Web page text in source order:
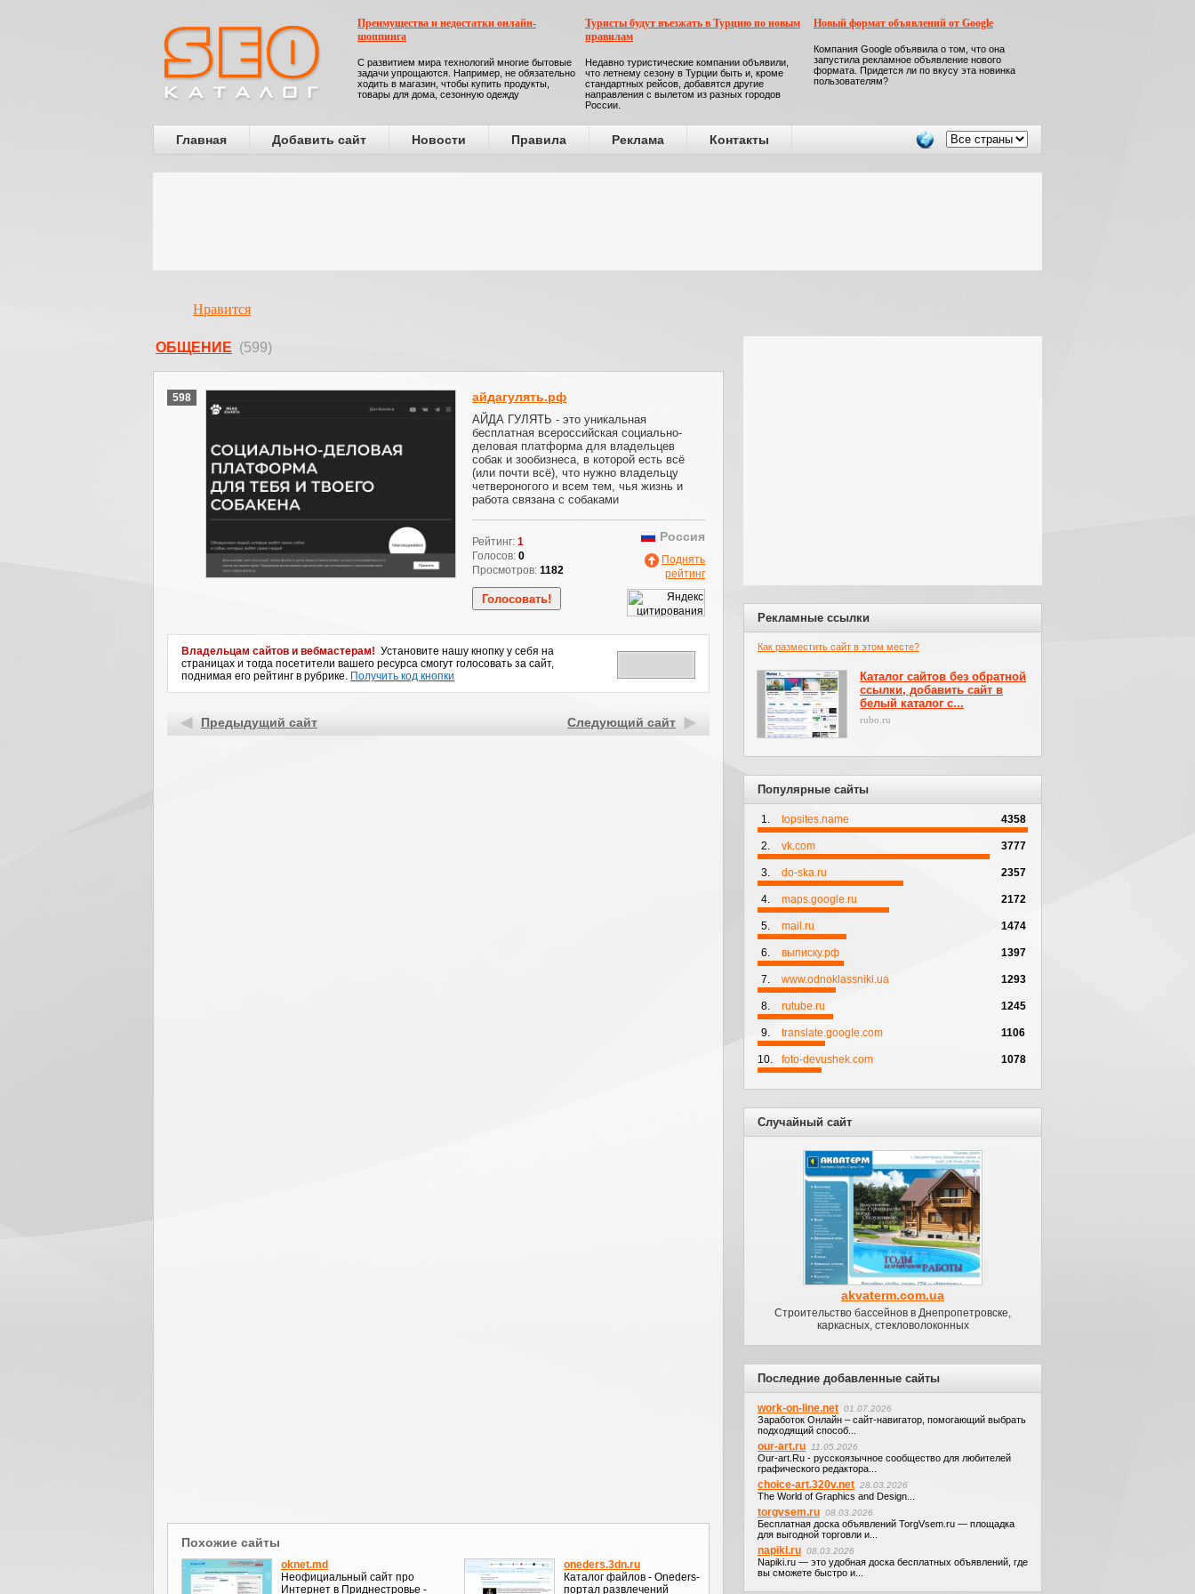
Преимущества и недостатки онлайн-
шоппинга
С развитием мира технологий многие бытовые
задачи упрощаются. Например, не обязательно
ходить в магазин, чтобы купить продукты,
товары для дома, сезонную одежду
Туристы будут въезжать в Турцию по новым
правилам
Недавно туристические компании объявили,
что летнему сезону в Турции быть и, кроме
стандартных рейсов, добавятся другие
направления с вылетом из разных городов
России.
Новый формат объявлений от Google
Компания Google объявила о том, что она
запустила рекламное объявление нового
формата. Придется ли по вкусу эта новинка
пользователям?
Главная Добавить сайт Новости Правила Реклама Контакты
Нравится
ОБЩЕНИЕ (599)
598 айдагулять.рф
АЙДА ГУЛЯТЬ - это уникальная
бесплатная всероссийская социально-
деловая платформа для владельцев
собак и зообизнеса, в которой есть всё
(или почти всё), что нужно владельцу
четвероногого и всем тем, чья жизнь и
работа связана с собаками
Рейтинг: 1
Голосов: 0
Просмотров: 1182
Россия
Поднять
рейтинг
Владельцам сайтов и вебмастерам! Установите нашу кнопку у себя на
страницах и тогда посетители вашего ресурса смогут голосовать за сайт,
поднимая его рейтинг в рубрике. Получить код кнопки
Предыдущий сайт Следующий сайт
Похожие сайты
oknet.md
Неофициальный сайт про
Интернет в Приднестровье -
oneders.3dn.ru
Каталог файлов - Oneders-
портал развлечений
Рекламные ссылки
Как разместить сайт в этом месте?
Каталог сайтов без обратной
ссылки, добавить сайт в
белый каталог с...
rubo.ru
Популярные сайты
1. topsites.name 4358
2. vk.com 3777
3. do-ska.ru 2357
4. maps.google.ru 2172
5. mail.ru 1474
6. выписку.рф 1397
7. www.odnoklassniki.ua 1293
8. rutube.ru 1245
9. translate.google.com 1106
10. foto-devushek.com 1078
Случайный сайт
akvaterm.com.ua
Строительство бассейнов в Днепропетровске,
каркасных, стекловолоконных
Последние добавленные сайты
work-on-line.net 01.07.2026
Заработок Онлайн – сайт-навигатор, помогающий выбрать
подходящий способ...
our-art.ru 11.05.2026
Our-art.Ru - русскоязычное сообщество для любителей
графического редактора...
choice-art.320v.net 28.03.2026
The World of Graphics and Design...
torgvsem.ru 08.03.2026
Бесплатная доска объявлений TorgVsem.ru — площадка
для выгодной торговли и...
napiki.ru 08.03.2026
Napiki.ru — это удобная доска бесплатных объявлений, где
вы сможете быстро и...